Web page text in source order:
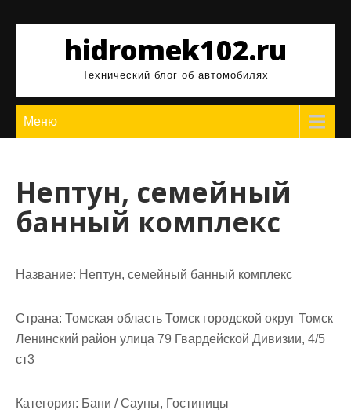
содержимомуhidromek102.ru
Технический блог об автомобилях
Меню
Нептун, семейный
банный комплекс
Название: Нептун, семейный банный комплекс
Страна: Томская область Томск городской округ Томск
Ленинский район улица 79 Гвардейской Дивизии, 4/5
ст3
Категория: Бани / Сауны, Гостиницы